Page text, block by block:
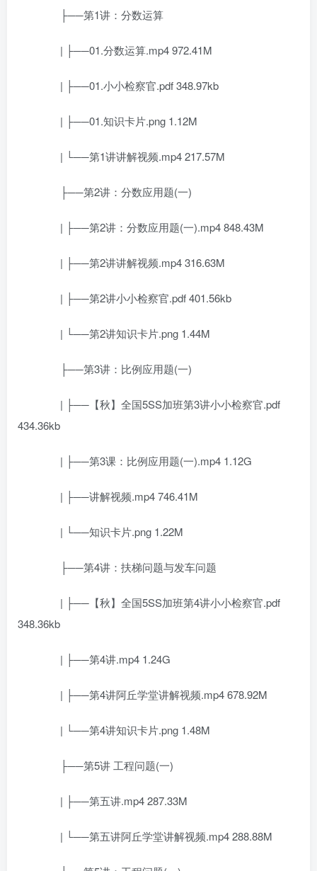
├──第1讲：分数运算
| ├──01.分数运算.mp4 972.41M
| ├──01.小小检察官.pdf 348.97kb
| ├──01.知识卡片.png 1.12M
| └──第1讲讲解视频.mp4 217.57M
├──第2讲：分数应用题(一)
| ├──第2讲：分数应用题(一).mp4 848.43M
| ├──第2讲讲解视频.mp4 316.63M
| ├──第2讲小小检察官.pdf 401.56kb
| └──第2讲知识卡片.png 1.44M
├──第3讲：比例应用题(一)
| ├──【秋】全国5SS加班第3讲小小检察官.pdf
434.36kb
| ├──第3课：比例应用题(一).mp4 1.12G
| ├──讲解视频.mp4 746.41M
| └──知识卡片.png 1.22M
├──第4讲：扶梯问题与发车问题
| ├──【秋】全国5SS加班第4讲小小检察官.pdf
348.36kb
| ├──第4讲.mp4 1.24G
| ├──第4讲阿丘学堂讲解视频.mp4 678.92M
| └──第4讲知识卡片.png 1.48M
├──第5讲 工程问题(一)
| ├──第五讲.mp4 287.33M
| └──第五讲阿丘学堂讲解视频.mp4 288.88M